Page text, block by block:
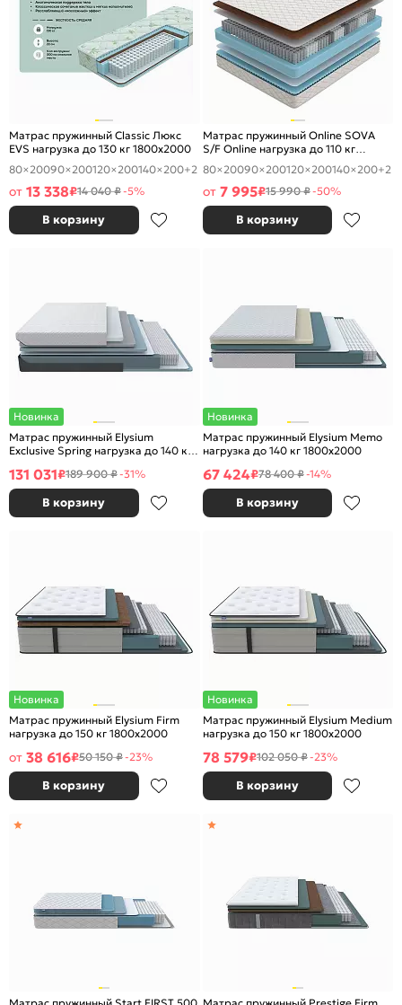
Матрас пружинный Classic Люкс
EVS нагрузка до 130 кг 1800x2000
80×20090×200120×200140×200+2
от 13 338₽14 040 ₽-5%
В корзину
Матрас пружинный Online SOVA
S/F Online нагрузка до 110 кг
1800x2000
80×20090×200120×200140×200+2
от 7 995₽15 990 ₽-50%
В корзину
Новинка
Матрас пружинный Elysium
Exclusive Spring нагрузка до 140 кг
131 031₽189 900 ₽-31%
В корзину
Новинка
Матрас пружинный Elysium Memo
нагрузка до 140 кг 1800x2000
67 424₽78 400 ₽-14%
В корзину
Новинка
Матрас пружинный Elysium Firm
нагрузка до 150 кг 1800x2000
от 38 616₽50 150 ₽-23%
В корзину
Новинка
Матрас пружинный Elysium Medium
нагрузка до 150 кг 1800x2000
78 579₽102 050 ₽-23%
В корзину